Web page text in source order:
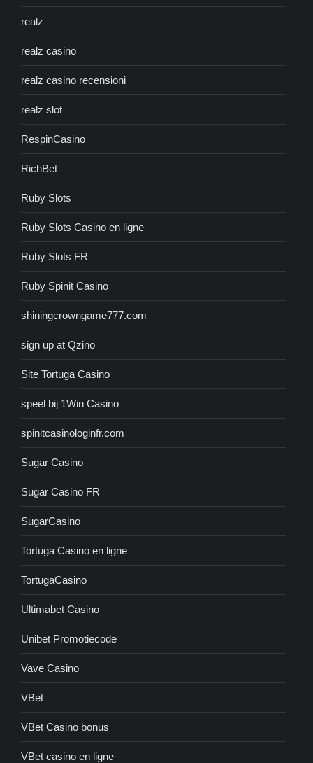
realz
realz casino
realz casino recensioni
realz slot
RespinCasino
RichBet
Ruby Slots
Ruby Slots Casino en ligne
Ruby Slots FR
Ruby Spinit Casino
shiningcrowngame777.com
sign up at Qzino
Site Tortuga Casino
speel bij 1Win Casino
spinitcasinologinfr.com
Sugar Casino
Sugar Casino FR
SugarCasino
Tortuga Casino en ligne
TortugaCasino
Ultimabet Casino
Unibet Promotiecode
Vave Casino
VBet
VBet Casino bonus
VBet casino en ligne